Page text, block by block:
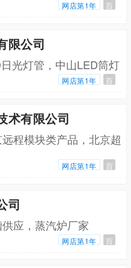
网店第1年 百
限公司
光灯管，中山LED筒灯
网店第1年 百
术有限公司
程模块类产品，北京超
网店第1年 百
司
应，蒸汽炉厂家
网店第1年 百